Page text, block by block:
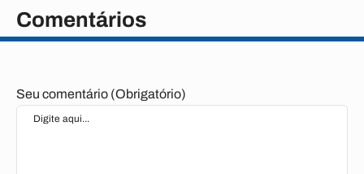
Comentários
Seu comentário (Obrigatório)